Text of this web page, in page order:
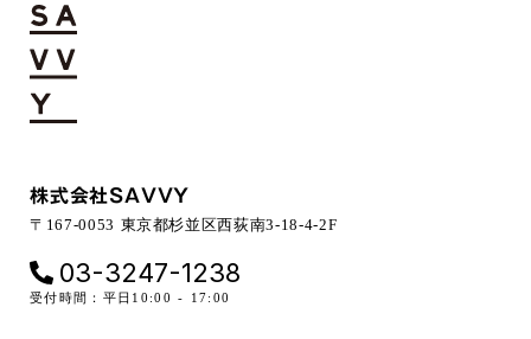
株式会社SAVVY
〒167-0053 東京都杉並区西荻南3-18-4-2F
03-3247-1238
受付時間：平日10:00 - 17:00